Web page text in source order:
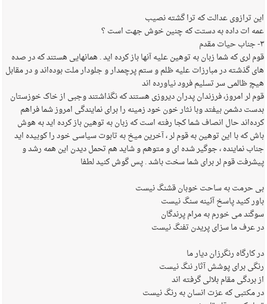
این ترازوی عدالت که ترا گشته نصیب
عمه ات داده به دستت که چنین خوش جهت است ؟
۳- جناب حیات مقدم
قوم لری که شما زبان به توهین علیه آنها باز کرده اید . همانهایی هستند که در صده
های گذشته در مبارزات علیه ظلم و ستم پرچمدار و جلودار ملت بوده‌اند و در مقابل
هیچ ظالمی سر تسلیم فرود نیاورده اند
قوم لر امروز، فرزندان پدران دیروزی هستند که نگذاشتند وجبی از خاک خوزستان
بدست دشمن بیفتد وبا نثار خون خود زمینه را برای نمایندگی امروز شما فراهم
کرده‌اند حال انصاف شما کجا رفته است که زبان به توهین باز کرده اید به هوش
باش که با این توهین به قوم لر ، آخرین میخ به تابوت سیاسی خود را کوبیده اید
جناب نماینده ، جوگیر شده ای و متوهم و شاید هم تحمل دیدن این همه رشد و
پیشرفت قوم لر برای شما سخت باشد . پس گوش کنید لطفا
بی حرمت به ساحت خوبان قشنگ نیست
باور کنید پاسخ آئینه سنگ نیست
سوگند می خورم به مرام پرندگان
در عرف ما سزای پریدن تفنگ نیست
در کارگاه رنگرزان دیار ما
رنگی برای پوشش آثار ننگ نیست
از بردگی مقام بلالی گرفته اند
در مکتبی که عزت انسان به رنگ نیست